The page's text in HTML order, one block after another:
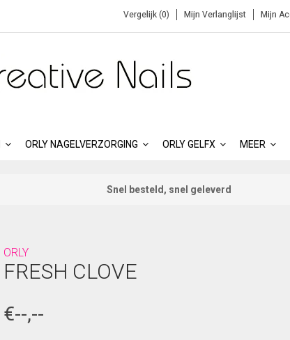
Vergelijk (0) Mijn Verlanglijst Mijn
ORLY NAGELVERZORGING ORLY GELFX MEER
Snel besteld, snel geleverd
ORLY
FRESH CLOVE
€--,--